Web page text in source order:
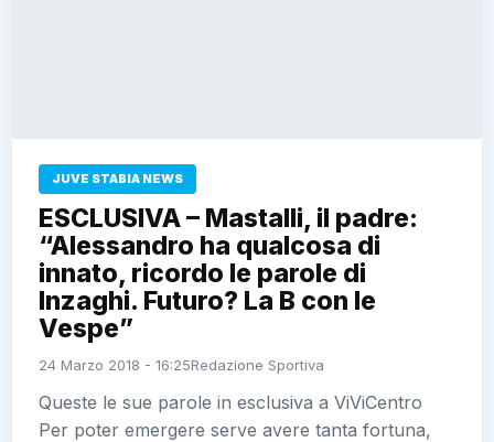
JUVE STABIA NEWS
ESCLUSIVA – Mastalli, il padre:
“Alessandro ha qualcosa di
innato, ricordo le parole di
Inzaghi. Futuro? La B con le
Vespe”
24 Marzo 2018 - 16:25Redazione Sportiva
Queste le sue parole in esclusiva a ViViCentro
Per poter emergere serve avere tanta fortuna,